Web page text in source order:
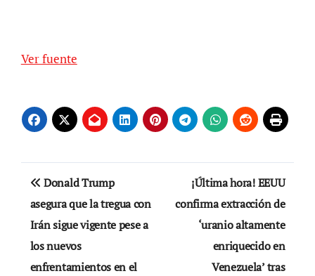
Ver fuente
Navegación
de
entradas
Donald Trump
asegura que la tregua con
Irán sigue vigente pese a
los nuevos
enfrentamientos en el
¡Última hora! EEUU
confirma extracción de
‘uranio altamente
enriquecido en
Venezuela’ tras